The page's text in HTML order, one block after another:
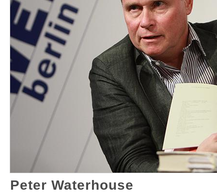
Peter Waterhouse